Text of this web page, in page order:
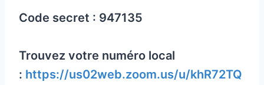
Code secret : 947135
Trouvez votre numéro local
: https://us02web.zoom.us/u/khR72TQ